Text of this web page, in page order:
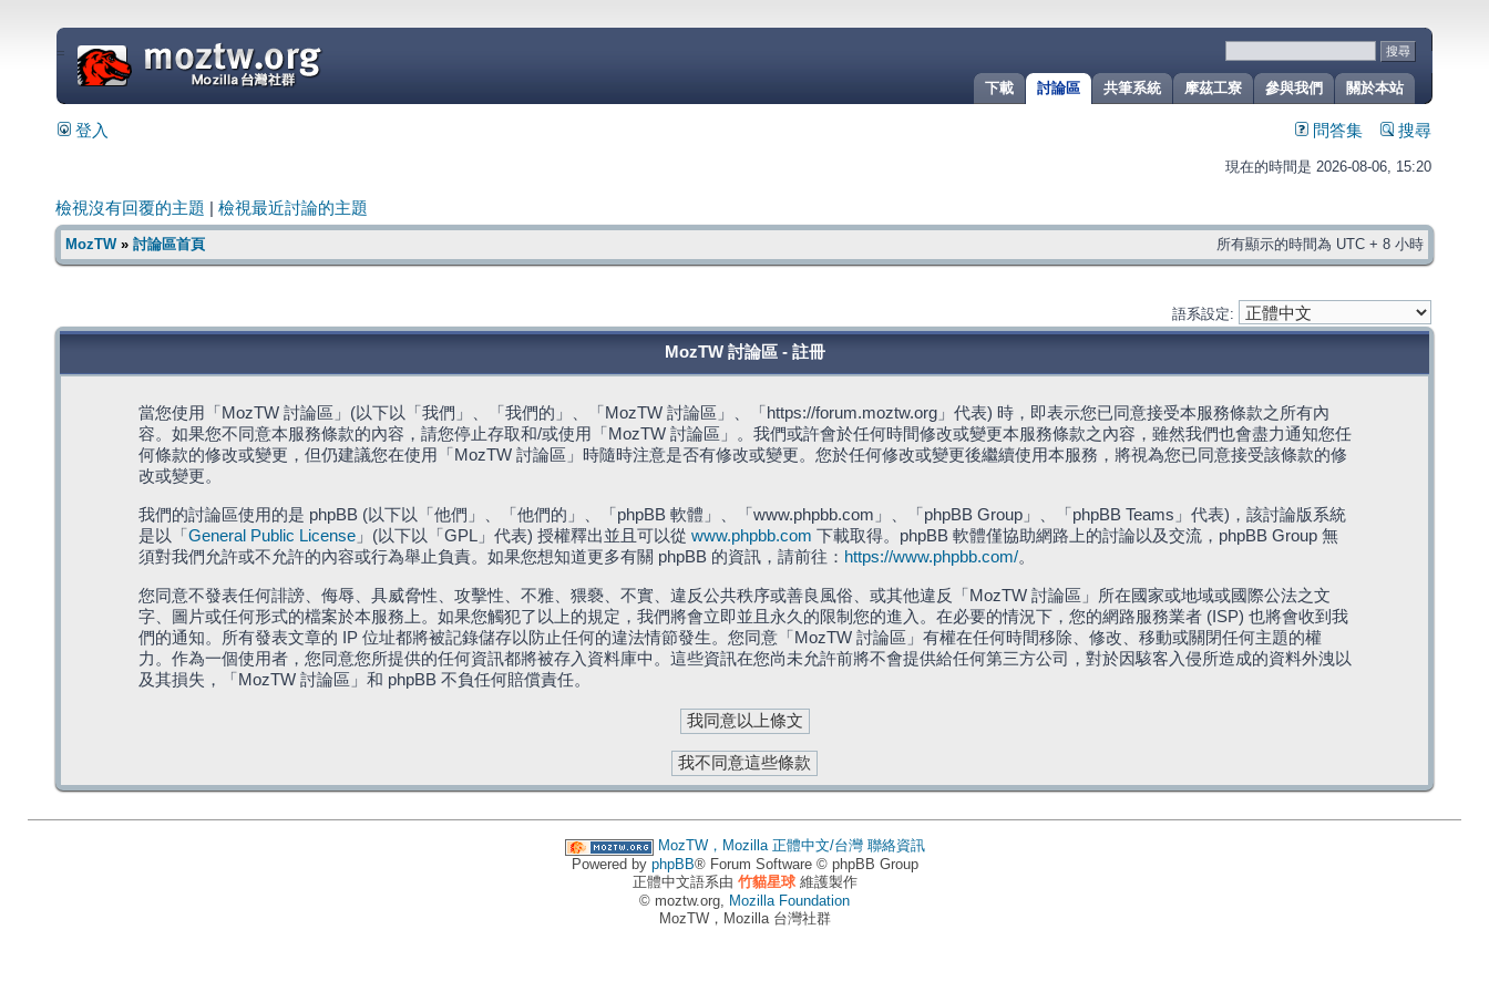
關於本站
參與我們
摩茲工寮
共筆系統
討論區
下載
=
登入 問答集 搜尋
現在的時間是 2026-08-06, 15:20
檢視沒有回覆的主題 檢視最近討論的主題
MozTW» 討論區首頁 所有顯示的時間為 UTC + 8 小時
語系設定:
MozTW 討論區 - 註冊
當您使用「MozTW 討論區」(以下以「我們」、「我們的」、「MozTW 討論區」、「https://forum.moztw.org」代表) 時，即表示您已同意接受本服務條款之所有內
容。如果您不同意本服務條款的內容，請您停止存取和/或使用「MozTW 討論區」。我們或許會於任何時間修改或變更本服務條款之內容，雖然我們也會盡力通知您任
何條款的修改或變更，但仍建議您在使用「MozTW 討論區」時隨時注意是否有修改或變更。您於任何修改或變更後繼續使用本服務，將視為您已同意接受該條款的修
改或變更。
我們的討論區使用的是 phpBB (以下以「他們」、「他們的」、「phpBB 軟體」、「www.phpbb.com」、「phpBB Group」、「phpBB Teams」代表)，該討論版系統
是以「 General Public License」(以下以「GPL」代表) 授權釋出並且可以從 www.phpbb.com 下載取得。phpBB 軟體僅協助網路上的討論以及交流，phpBB Group 無
須對我們允許或不允許的內容或行為舉止負責。如果您想知道更多有關 phpBB 的資訊，請前往： https://www.phpbb.com/。
您同意不發表任何誹謗、侮辱、具威脅性、攻擊性、不雅、猥褻、不實、違反公共秩序或善良風俗、或其他違反「MozTW 討論區」所在國家或地域或國際公法之文
字、圖片或任何形式的檔案於本服務上。如果您觸犯了以上的規定，我們將會立即並且永久的限制您的進入。在必要的情況下，您的網路服務業者 (ISP) 也將會收到我
們的通知。所有發表文章的 IP 位址都將被記錄儲存以防止任何的違法情節發生。您同意「MozTW 討論區」有權在任何時間移除、修改、移動或關閉任何主題的權
力。作為一個使用者，您同意您所提供的任何資訊都將被存入資料庫中。這些資訊在您尚未允許前將不會提供給任何第三方公司，對於因駭客入侵所造成的資料外洩以
及其損失，「MozTW 討論區」和 phpBB 不負任何賠償責任。
MozTW，Mozilla 正體中文/台灣 聯絡資訊
Powered by phpBB® Forum Software © phpBB Group
正體中文語系由 竹貓星球維護製作
© moztw.org, Mozilla Foundation
MozTW，Mozilla 台灣社群